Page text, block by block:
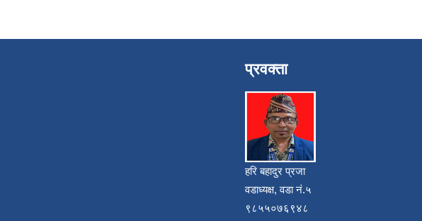
प्रवक्ता
हरि बहादुर प्रजा
वडाध्यक्ष, वडा नं.५
९८५५०७६९४८